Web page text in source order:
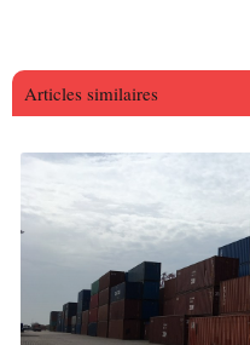
Articles similaires